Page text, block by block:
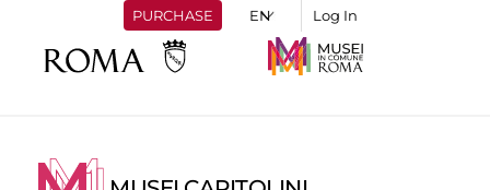
PURCHASE Log In